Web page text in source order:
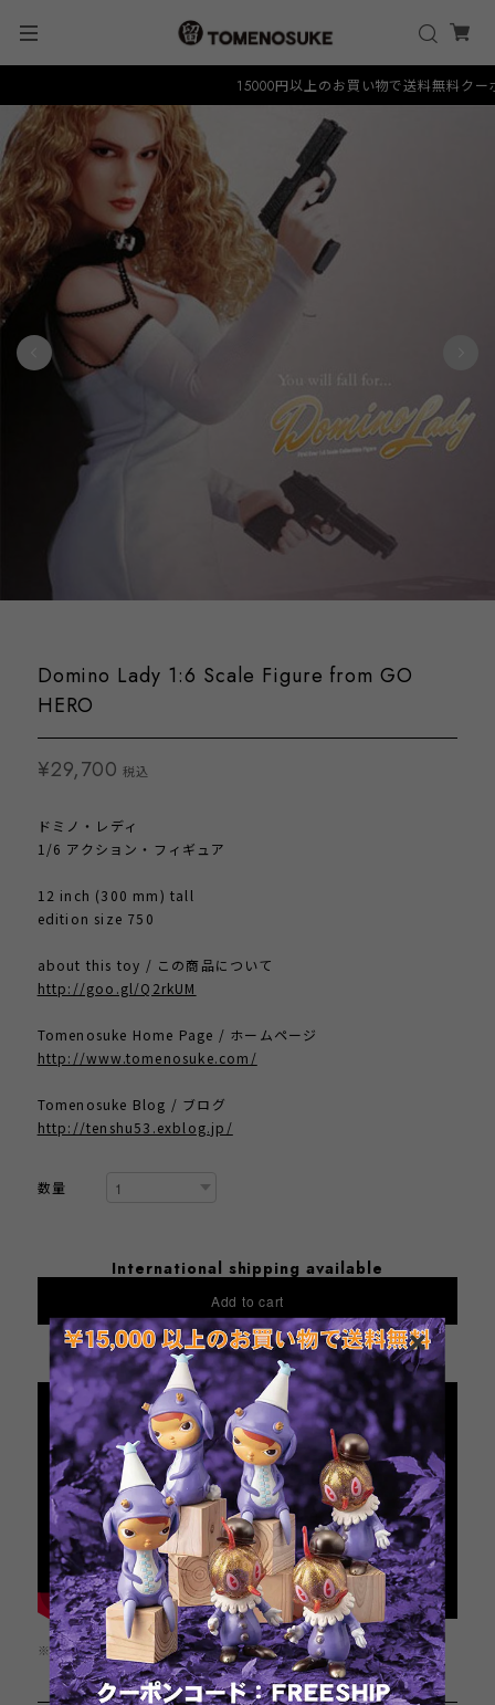
15000円以上のお買い物で送料無料クーポ
Domino Lady 1:6 Scale Figure from GO
HERO
¥29,700 税込
ドミノ・レディ
1/6 アクション・フィギュア
12 inch (300 mm) tall
edition size 750
about this toy / この商品について
http://goo.gl/Q2rkUM
Tomenosuke Home Page / ホームページ
http://www.tomenosuke.com/
Tomenosuke Blog / ブログ
http://tenshu53.exblog.jp/
数量
International shipping available
Add to cart
日本国内にお住まいの方向け
※この商品は1点までのご注文とさせていただきます。